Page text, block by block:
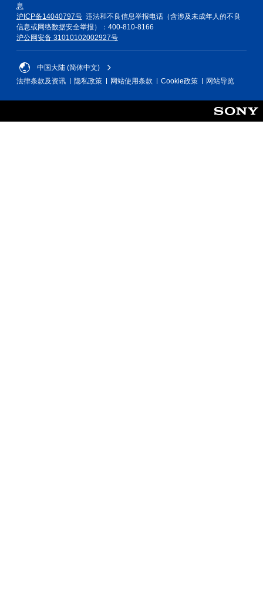
息
沪ICP备14040797号 违法和不良信息举报电话（含涉及未成年人的不良
信息或网络数据安全举报）：400-810-8166
沪公网安备 31010102002927号
中国大陆 (简体中文)
法律条款及资讯
隐私政策 网站使用条款 Cookie政策 网站导览